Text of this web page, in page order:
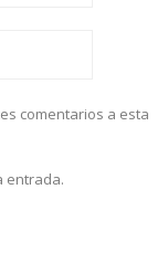
comentarios a esta
entrada.